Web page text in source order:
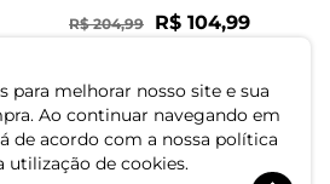
para melhorar nosso site e sua
Ao continuar navegando em
de acordo com a nossa política
utilização de cookies.
R$ 204,99 R$ 104,99
-20%
Conjunto Infantil Menino
em Moletom Trick Nick